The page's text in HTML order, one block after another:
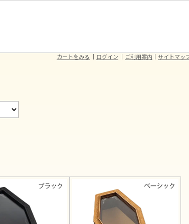
カートをみる ログイン ご利用案内 サイトマッ